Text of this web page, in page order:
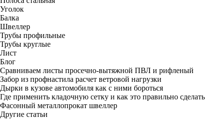
Уголок
Балка
Швеллер
Трубы профильные
Трубы круглые
Лист
Блог
Сравниваем листы просечно-вытяжной ПВЛ и рифленый
Забор из профнастила расчет ветровой нагрузки
Дырки в кузове автомобиля как с ними бороться
Где применить кладочную сетку и как это правильно сделать
Фасонный металлопрокат швеллер
Другие статьи